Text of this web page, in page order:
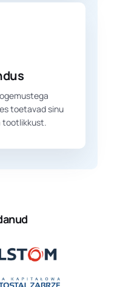
toetavad sinu
tootlikkust.